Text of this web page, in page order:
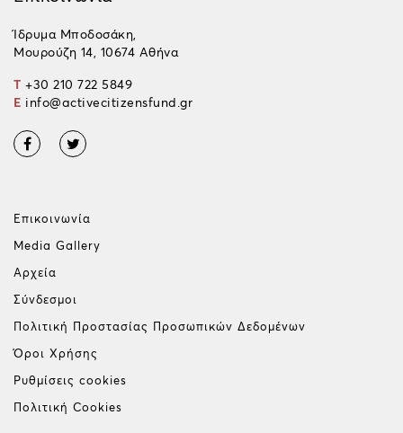
Ίδρυμα Μποδοσάκη,
Μουρούζη 14, 10674 Αθήνα
T +30 210 722 5849
E info@activecitizensfund.gr
Επικοινωνία
Media Gallery
Αρχεία
Σύνδεσμοι
Πολιτική Προστασίας Προσωπικών Δεδομένων
Όροι Χρήσης
Ρυθμίσεις cookies
Πολιτική Cookies